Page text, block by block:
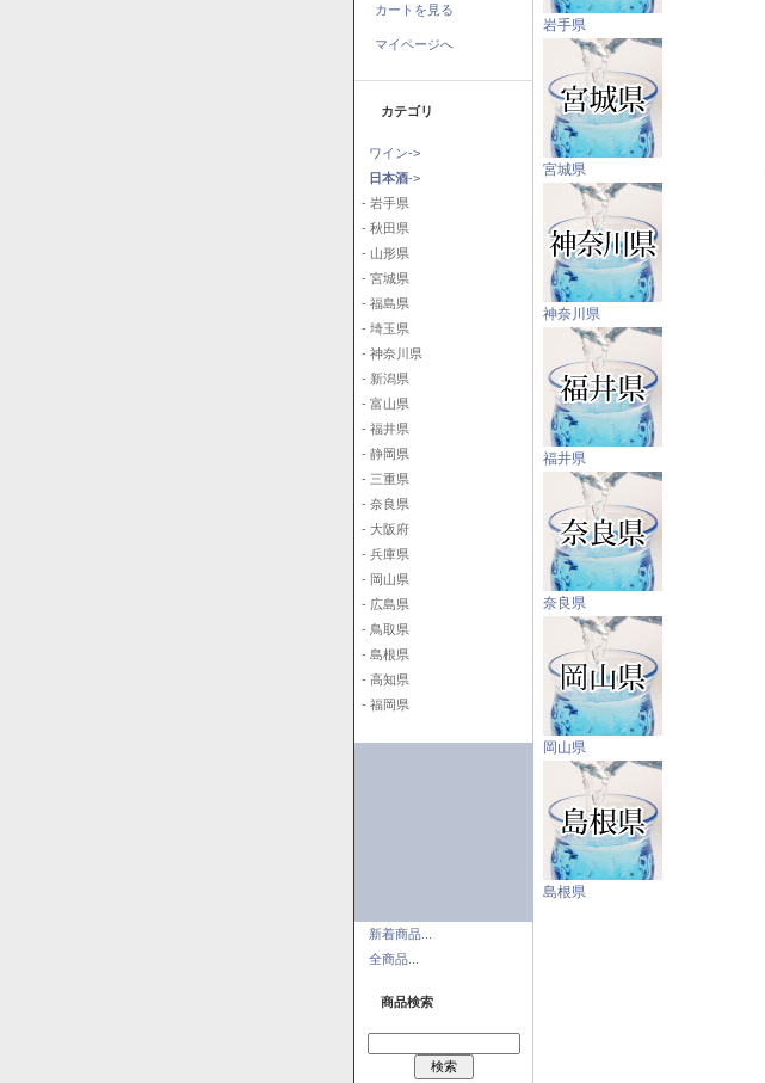
カートを見る
マイページへ
カテゴリ
ワイン->
日本酒->
- 岩手県
- 秋田県
- 山形県
- 宮城県
- 福島県
- 埼玉県
- 神奈川県
- 新潟県
- 富山県
- 福井県
- 静岡県
- 三重県
- 奈良県
- 大阪府
- 兵庫県
- 岡山県
- 広島県
- 鳥取県
- 島根県
- 高知県
- 福岡県
新着商品...
全商品...
商品検索
岩手県
宮城県
神奈川県
福井県
奈良県
岡山県
島根県